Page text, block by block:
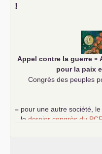
–!
Appel contre la guerre «
pour la paix
Congrès des peuples
– pour une autre société, le
le dernier congrès du PCF